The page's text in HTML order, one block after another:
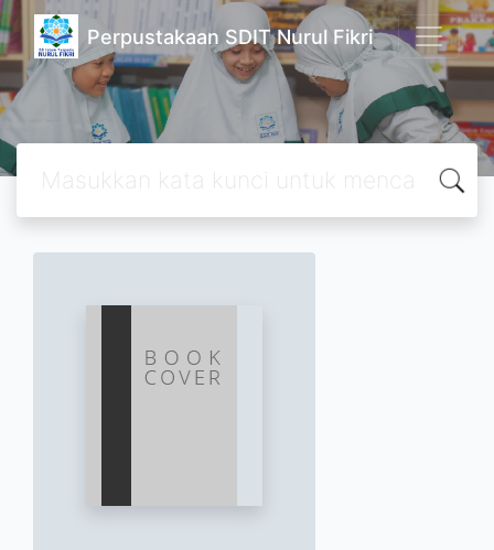
Perpustakaan SDIT Nurul Fikri